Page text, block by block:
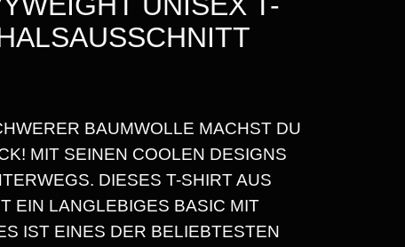
BAUMWOLLE MACHST DU
MIT SEINEN COOLEN DESIGNS
DIESES T-SHIRT AUS
EIN LANGLEBIGES BASIC MIT
IST EINES DER BELIEBTESTEN